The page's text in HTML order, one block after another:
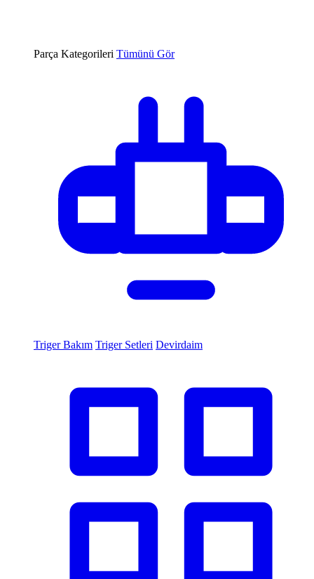
Parça Kategorileri Tümünü Gör
Triger Bakım Triger Setleri Devirdaim